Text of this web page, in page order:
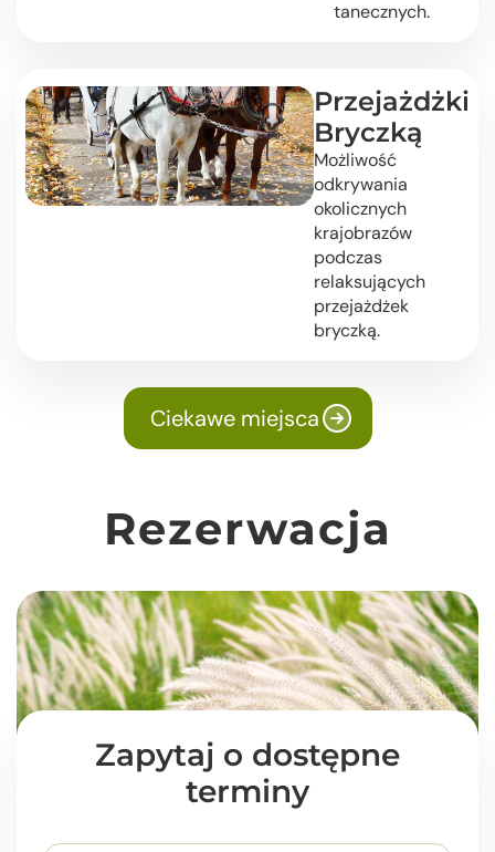
tanecznych.
Przejażdżki
Bryczką
Możliwość
odkrywania
okolicznych
krajobrazów
podczas
relaksujących
przejażdżek
bryczką.
Ciekawe miejsca
Rezerwacja
Zapytaj o dostępne
terminy